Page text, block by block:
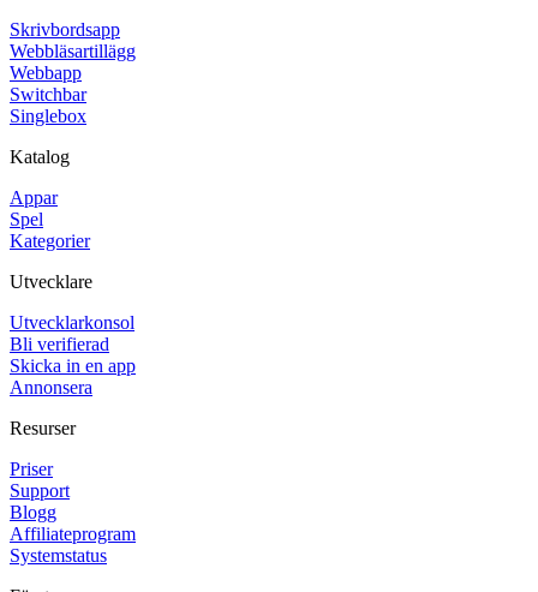
Skrivbordsapp
Webbläsartillägg
Webbapp
Switchbar
Singlebox
Katalog
Appar
Spel
Kategorier
Utvecklare
Utvecklarkonsol
Bli verifierad
Skicka in en app
Annonsera
Resurser
Priser
Support
Blogg
Affiliateprogram
Systemstatus